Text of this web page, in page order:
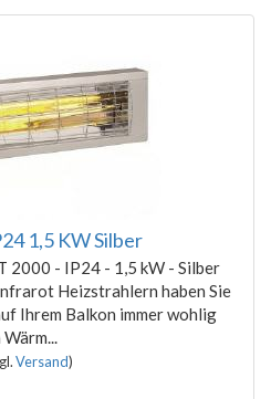
1,5 KW Silber
2000 - IP24 - 1,5 kW - Silber
Heizstrahlern haben Sie
Ihrem Balkon immer wohlig
Versand)